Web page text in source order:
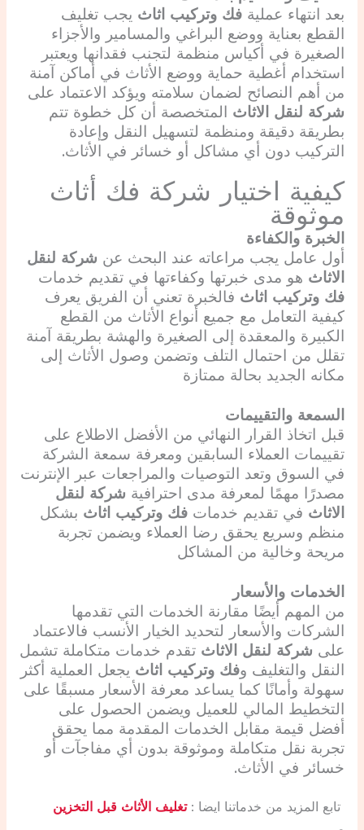
بعد انتهاء عملية فك وتركيب اثاث يجب تغليف
القطع بعناية ووضع البراغي والمسامير والأجزاء
الصغيرة في أكياس منظمة لتجنب فقدانها ويعتبر
استخدام أغطية حماية ووضع الأثاث في أماكن آمنة
من أهم النصائح لضمان سلامته ويؤكد الاعتماد على
شركة لنقل الاثاث المتخصصة أن كل خطوة تتم
بطريقة دقيقة ومنظمة لتسهيل النقل وإعادة
التركيب دون أي مشاكل أو خسائر في الأثاث.
كيفية اختيار شركة فك أثاث
موثوقة
الخبرة والكفاءة
أول عامل يجب مراعاته عند البحث عن شركة لنقل
الاثاث هو مدى خبرتها وكفاءتها في تقديم خدمات
فك وتركيب اثاث فالخبرة تعني أن الفريق يعرف
كيفية التعامل مع جميع أنواع الأثاث من القطع
الكبيرة والمعقدة إلى الصغيرة والهشة بطريقة آمنة
تقلل من احتمال التلف وتضمن وصول الأثاث إلى
مكانه الجديد بحالة ممتازة
السمعة والتقييمات
قبل اتخاذ القرار النهائي من الأفضل الاطلاع على
تقييمات العملاء السابقين ومعرفة سمعة الشركة
في السوق وتعد التوصيات والمراجعات عبر الإنترنت
مصدرًا مهمًا لمعرفة مدى احترافية شركة لنقل
الاثاث في تقديم خدمات فك وتركيب اثاث بشكل
منظم وسريع يحقق رضا العملاء ويضمن تجربة
مريحة وخالية من المشاكل
الخدمات والأسعار
من المهم أيضًا مقارنة الخدمات التي تقدمها
الشركات والأسعار لتحديد الخيار الأنسب فالاعتماد
على شركة لنقل الاثاث تقدم خدمات متكاملة تشمل
النقل والتغليف وفك وتركيب اثاث يجعل العملية أكثر
سهولة وأمانًا كما يساعد معرفة الأسعار مسبقًا على
التخطيط المالي للعميل ويضمن الحصول على
أفضل قيمة مقابل الخدمات المقدمة مما يحقق
تجربة نقل متكاملة وموثوقة بدون أي مفاجآت أو
خسائر في الأثاث.
تابع المزيد من خدماتنا ايضا :تغليف الأثاث قبل التخزين